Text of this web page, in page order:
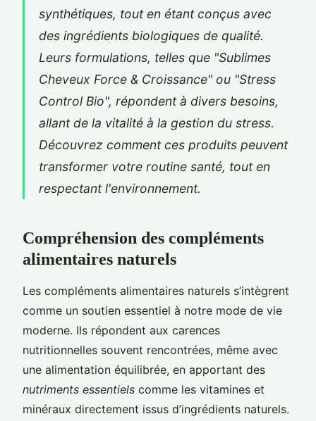
synthétiques, tout en étant conçus avec
des ingrédients biologiques de qualité.
Leurs formulations, telles que "Sublimes
Cheveux Force & Croissance" ou "Stress
Control Bio", répondent à divers besoins,
allant de la vitalité à la gestion du stress.
Découvrez comment ces produits peuvent
transformer votre routine santé, tout en
respectant l'environnement.
Compréhension des compléments
alimentaires naturels
Les compléments alimentaires naturels s’intègrent
comme un soutien essentiel à notre mode de vie
moderne. Ils répondent aux carences
nutritionnelles souvent rencontrées, même avec
une alimentation équilibrée, en apportant des
nutriments essentiels comme les vitamines et
minéraux directement issus d’ingrédients naturels.